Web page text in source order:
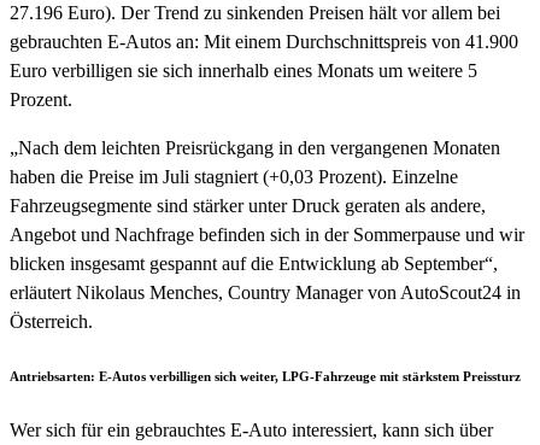
27.196 Euro). Der Trend zu sinkenden Preisen hält vor allem bei
gebrauchten E-Autos an: Mit einem Durchschnittspreis von 41.900
Euro verbilligen sie sich innerhalb eines Monats um weitere 5
Prozent.
„Nach dem leichten Preisrückgang in den vergangenen Monaten
haben die Preise im Juli stagniert (+0,03 Prozent). Einzelne
Fahrzeugsegmente sind stärker unter Druck geraten als andere,
Angebot und Nachfrage befinden sich in der Sommerpause und wir
blicken insgesamt gespannt auf die Entwicklung ab September“,
erläutert Nikolaus Menches, Country Manager von AutoScout24 in
Österreich.
Antriebsarten: E-Autos verbilligen sich weiter, LPG-Fahrzeuge mit stärkstem Preissturz
Wer sich für ein gebrauchtes E-Auto interessiert, kann sich über